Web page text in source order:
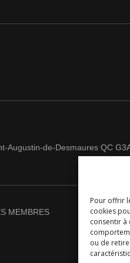
Pour offrir
cookies
consentir à
ou de
Augustin-de-Desmaures QC
MEMBRES NOUVELLES